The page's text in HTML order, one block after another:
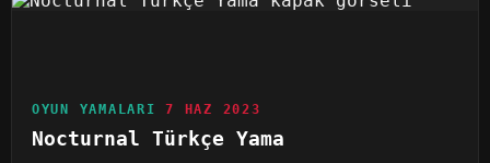
OYUN YAMALARI 7 HAZ 2023
Nocturnal Türkçe Yama